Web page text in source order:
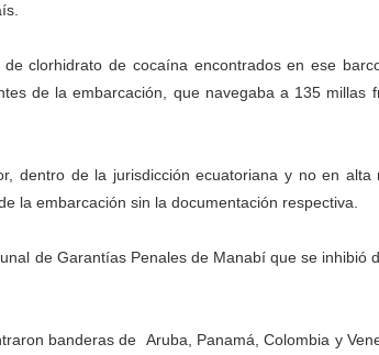
clorhidrato de cocaína encontrados en ese
de la embarcación, que navegaba a 135 millas
dentro de la jurisdicción ecuatoriana y no en alta
la embarcación sin la documentación respectiva.
de Garantías Penales de Manabí que se inhibió
banderas de Aruba, Panamá, Colombia y